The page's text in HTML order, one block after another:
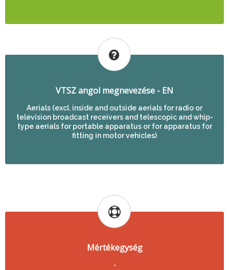
VTSZ angol megnevezése - EN
Aerials (excl. inside and outside aerials for radio or
television broadcast receivers and telescopic and whip-
type aerials for portable apparatus or for apparatus for
fitting in motor vehicles)
Mértékegység
-